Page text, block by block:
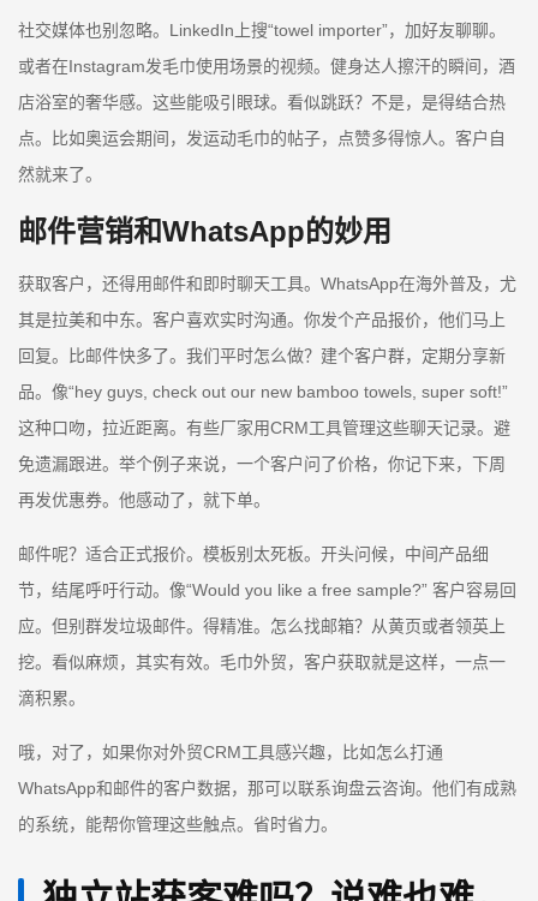
社交媒体也别忽略。LinkedIn上搜“towel importer”，加好友聊聊。
或者在Instagram发毛巾使用场景的视频。健身达人擦汗的瞬间，酒
店浴室的奢华感。这些能吸引眼球。看似跳跃？不是，是得结合热
点。比如奥运会期间，发运动毛巾的帖子，点赞多得惊人。客户自
然就来了。
邮件营销和WhatsApp的妙用
获取客户，还得用邮件和即时聊天工具。WhatsApp在海外普及，尤
其是拉美和中东。客户喜欢实时沟通。你发个产品报价，他们马上
回复。比邮件快多了。我们平时怎么做？建个客户群，定期分享新
品。像“hey guys, check out our new bamboo towels, super soft!”
这种口吻，拉近距离。有些厂家用CRM工具管理这些聊天记录。避
免遗漏跟进。举个例子来说，一个客户问了价格，你记下来，下周
再发优惠券。他感动了，就下单。
邮件呢？适合正式报价。模板别太死板。开头问候，中间产品细
节，结尾呼吁行动。像“Would you like a free sample?” 客户容易回
应。但别群发垃圾邮件。得精准。怎么找邮箱？从黄页或者领英上
挖。看似麻烦，其实有效。毛巾外贸，客户获取就是这样，一点一
滴积累。
哦，对了，如果你对外贸CRM工具感兴趣，比如怎么打通
WhatsApp和邮件的客户数据，那可以联系询盘云咨询。他们有成熟
的系统，能帮你管理这些触点。省时省力。